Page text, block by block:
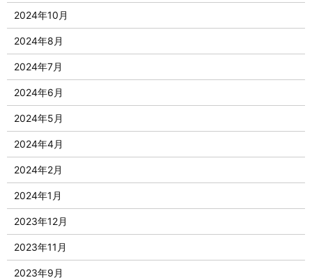
2024年10月
2024年8月
2024年7月
2024年6月
2024年5月
2024年4月
2024年2月
2024年1月
2023年12月
2023年11月
2023年9月